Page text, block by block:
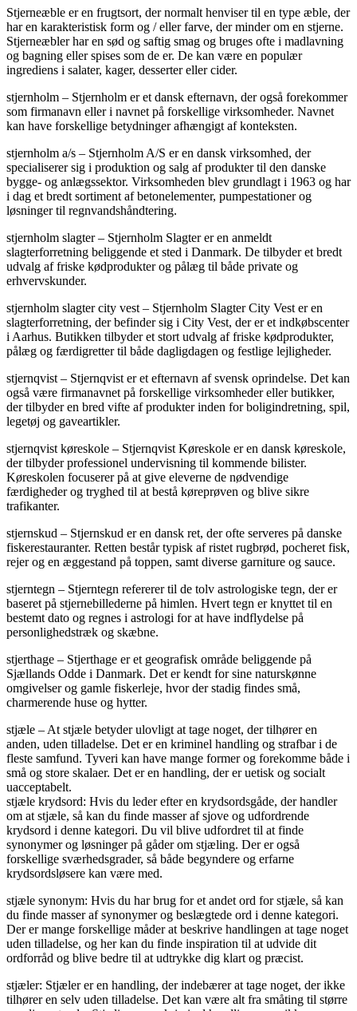
Stjerneæble er en frugtsort, der normalt henviser til en type æble, der
har en karakteristisk form og / eller farve, der minder om en stjerne.
Stjerneæbler har en sød og saftig smag og bruges ofte i madlavning
og bagning eller spises som de er. De kan være en populær
ingrediens i salater, kager, desserter eller cider.
stjernholm – Stjernholm er et dansk efternavn, der også forekommer
som firmanavn eller i navnet på forskellige virksomheder. Navnet
kan have forskellige betydninger afhængigt af konteksten.
stjernholm a/s – Stjernholm A/S er en dansk virksomhed, der
specialiserer sig i produktion og salg af produkter til den danske
bygge- og anlægssektor. Virksomheden blev grundlagt i 1963 og har
i dag et bredt sortiment af betonelementer, pumpestationer og
løsninger til regnvandshåndtering.
stjernholm slagter – Stjernholm Slagter er en anmeldt
slagterforretning beliggende et sted i Danmark. De tilbyder et bredt
udvalg af friske kødprodukter og pålæg til både private og
erhvervskunder.
stjernholm slagter city vest – Stjernholm Slagter City Vest er en
slagterforretning, der befinder sig i City Vest, der er et indkøbscenter
i Aarhus. Butikken tilbyder et stort udvalg af friske kødprodukter,
pålæg og færdigretter til både dagligdagen og festlige lejligheder.
stjernqvist – Stjernqvist er et efternavn af svensk oprindelse. Det kan
også være firmanavnet på forskellige virksomheder eller butikker,
der tilbyder en bred vifte af produkter inden for boligindretning, spil,
legetøj og gaveartikler.
stjernqvist køreskole – Stjernqvist Køreskole er en dansk køreskole,
der tilbyder professionel undervisning til kommende bilister.
Køreskolen focuserer på at give eleverne de nødvendige
færdigheder og tryghed til at bestå køreprøven og blive sikre
trafikanter.
stjernskud – Stjernskud er en dansk ret, der ofte serveres på danske
fiskerestauranter. Retten består typisk af ristet rugbrød, pocheret fisk,
rejer og en æggestand på toppen, samt diverse garniture og sauce.
stjerntegn – Stjerntegn refererer til de tolv astrologiske tegn, der er
baseret på stjernebillederne på himlen. Hvert tegn er knyttet til en
bestemt dato og regnes i astrologi for at have indflydelse på
personlighedstræk og skæbne.
stjerthage – Stjerthage er et geografisk område beliggende på
Sjællands Odde i Danmark. Det er kendt for sine naturskønne
omgivelser og gamle fiskerleje, hvor der stadig findes små,
charmerende huse og hytter.
stjæle – At stjæle betyder ulovligt at tage noget, der tilhører en
anden, uden tilladelse. Det er en kriminel handling og strafbar i de
fleste samfund. Tyveri kan have mange former og forekomme både i
små og store skalaer. Det er en handling, der er uetisk og socialt
uacceptabelt.
stjæle krydsord: Hvis du leder efter en krydsordsgåde, der handler
om at stjæle, så kan du finde masser af sjove og udfordrende
krydsord i denne kategori. Du vil blive udfordret til at finde
synonymer og løsninger på gåder om stjæling. Der er også
forskellige sværhedsgrader, så både begyndere og erfarne
krydsordsløsere kan være med.
stjæle synonym: Hvis du har brug for et andet ord for stjæle, så kan
du finde masser af synonymer og beslægtede ord i denne kategori.
Der er mange forskellige måder at beskrive handlingen at tage noget
uden tilladelse, og her kan du finde inspiration til at udvide dit
ordforråd og blive bedre til at udtrykke dig klart og præcist.
stjæler: Stjæler er en handling, der indebærer at tage noget, der ikke
tilhører en selv uden tilladelse. Det kan være alt fra småting til større